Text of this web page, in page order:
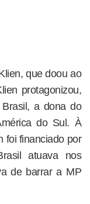
que doou ao
protagonizou,
a dona do
do Sul. À
foi financiado por
atuava nos
de barrar a MP